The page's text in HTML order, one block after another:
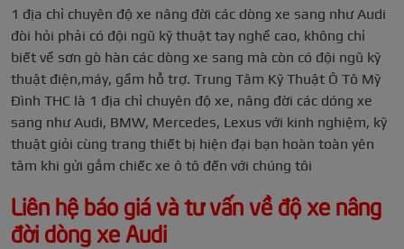
1 địa chỉ chuyên độ xe nâng đời các dòng xe sang như Audi
đòi hỏi phải có đội ngũ kỹ thuật tay nghề cao, không chỉ
biết về sơn gò hàn các dòng xe sang mà còn có đội ngũ kỹ
thuật điện,máy, gầm hỗ trợ. Trung Tâm Kỹ Thuật Ô Tô Mỹ
Đình THC là 1 địa chỉ chuyên độ xe, nâng đời các dóng xe
sang như Audi, BMW, Mercedes, Lexus với kinh nghiệm, kỹ
thuật giỏi cùng trang thiết bị hiện đại bạn hoàn toàn yên
tâm khi gửi gắm chiếc xe ô tô đến với chúng tôi
Liên hệ báo giá và tư vấn về độ xe nâng
đời dòng xe Audi